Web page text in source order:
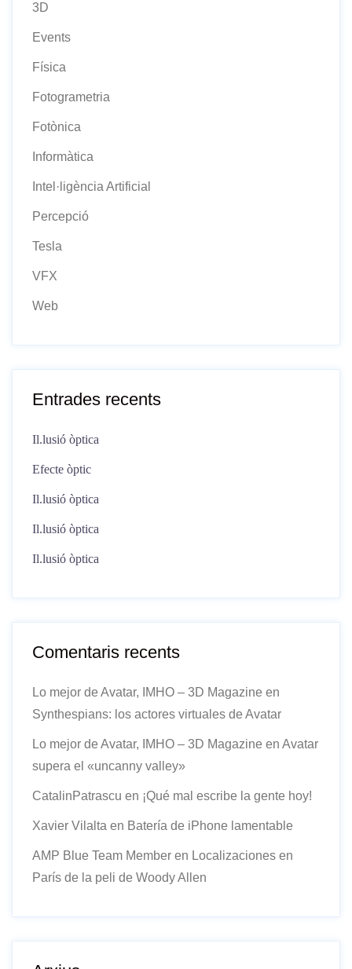
3D
Events
Física
Fotogrametria
Fotònica
Informàtica
Intel·ligència Artificial
Percepció
Tesla
VFX
Web
Entrades recents
Il.lusió òptica
Efecte òptic
Il.lusió òptica
Il.lusió òptica
Il.lusió òptica
Comentaris recents
Lo mejor de Avatar, IMHO – 3D Magazine en
Synthespians: los actores virtuales de Avatar
Lo mejor de Avatar, IMHO – 3D Magazine en Avatar
supera el «uncanny valley»
CatalinPatrascu en ¡Qué mal escribe la gente hoy!
Xavier Vilalta en Batería de iPhone lamentable
AMP Blue Team Member en Localizaciones en
París de la peli de Woody Allen